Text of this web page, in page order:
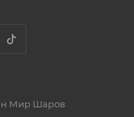
Мир Шаров